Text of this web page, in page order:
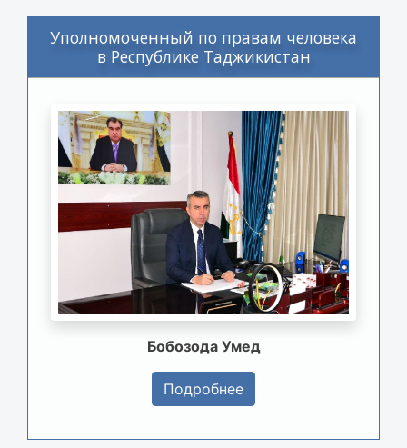
Уполномоченный по правам человека
в Республике Таджикистан
Бобозода Умед
Подробнее